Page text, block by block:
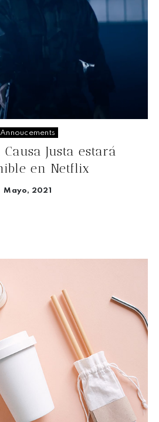
Annoucements
Justa estará
en Netflix
Mayo, 2021